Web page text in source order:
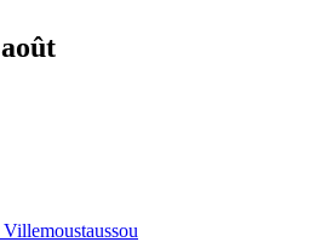
Villemoustaussou